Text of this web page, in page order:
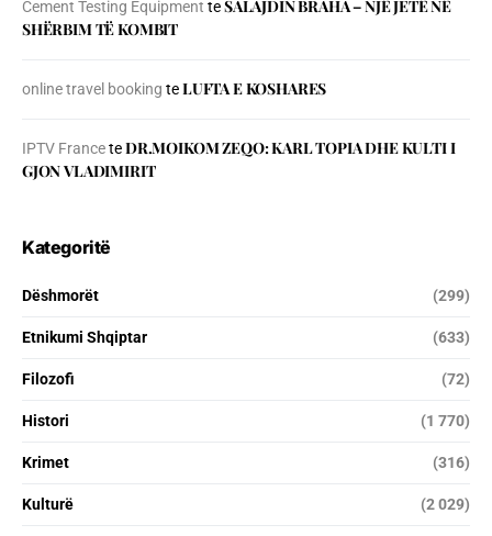
Cement Testing Equipment teSALAJDIN BRAHA – NJЁ JETЁ NЁ
SHЁRBIM TЁ KOMBIT
online travel booking teLUFTA E KOSHARES
IPTV FranceteDR.MOIKOM ZEQO: KARL TOPIA DHE KULTI I
GJON VLADIMIRIT
Kategoritë
Dëshmorët (299)
Etnikumi Shqiptar (633)
Filozofi (72)
Histori (1 770)
Krimet (316)
Kulturë (2 029)